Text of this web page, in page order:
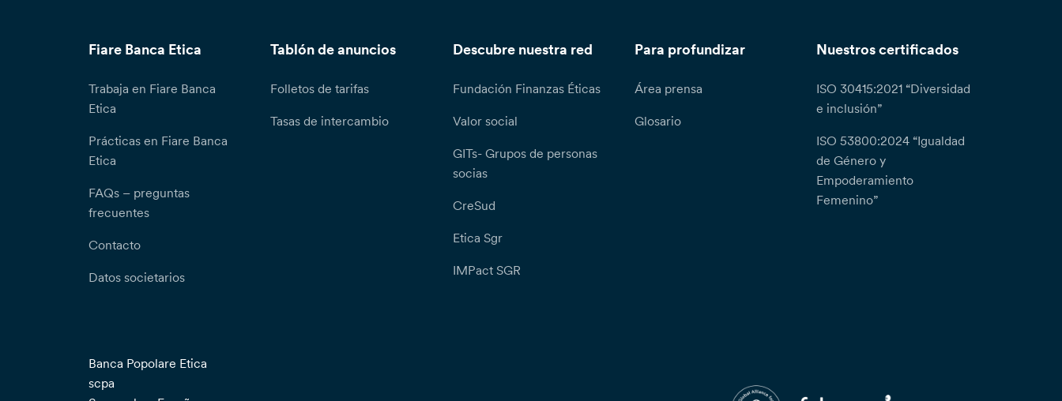
Fiare Banca Etica
Trabaja en Fiare Banca
Etica
Prácticas en Fiare Banca
Etica
FAQs – preguntas
frecuentes
Contacto
Datos societarios
Tablón de anuncios
Folletos de tarifas
Tasas de intercambio
Descubre nuestra red
Fundación Finanzas Éticas
Valor social
GITs- Grupos de personas
socias
CreSud
Etica Sgr
IMPact SGR
Para profundizar
Área prensa
Glosario
Nuestros certificados
ISO 30415:2021 “Diversidad
e inclusión”
ISO 53800:2024 “Igualdad
de Género y
Empoderamiento
Femenino”
Banca Popolare Etica
scpa